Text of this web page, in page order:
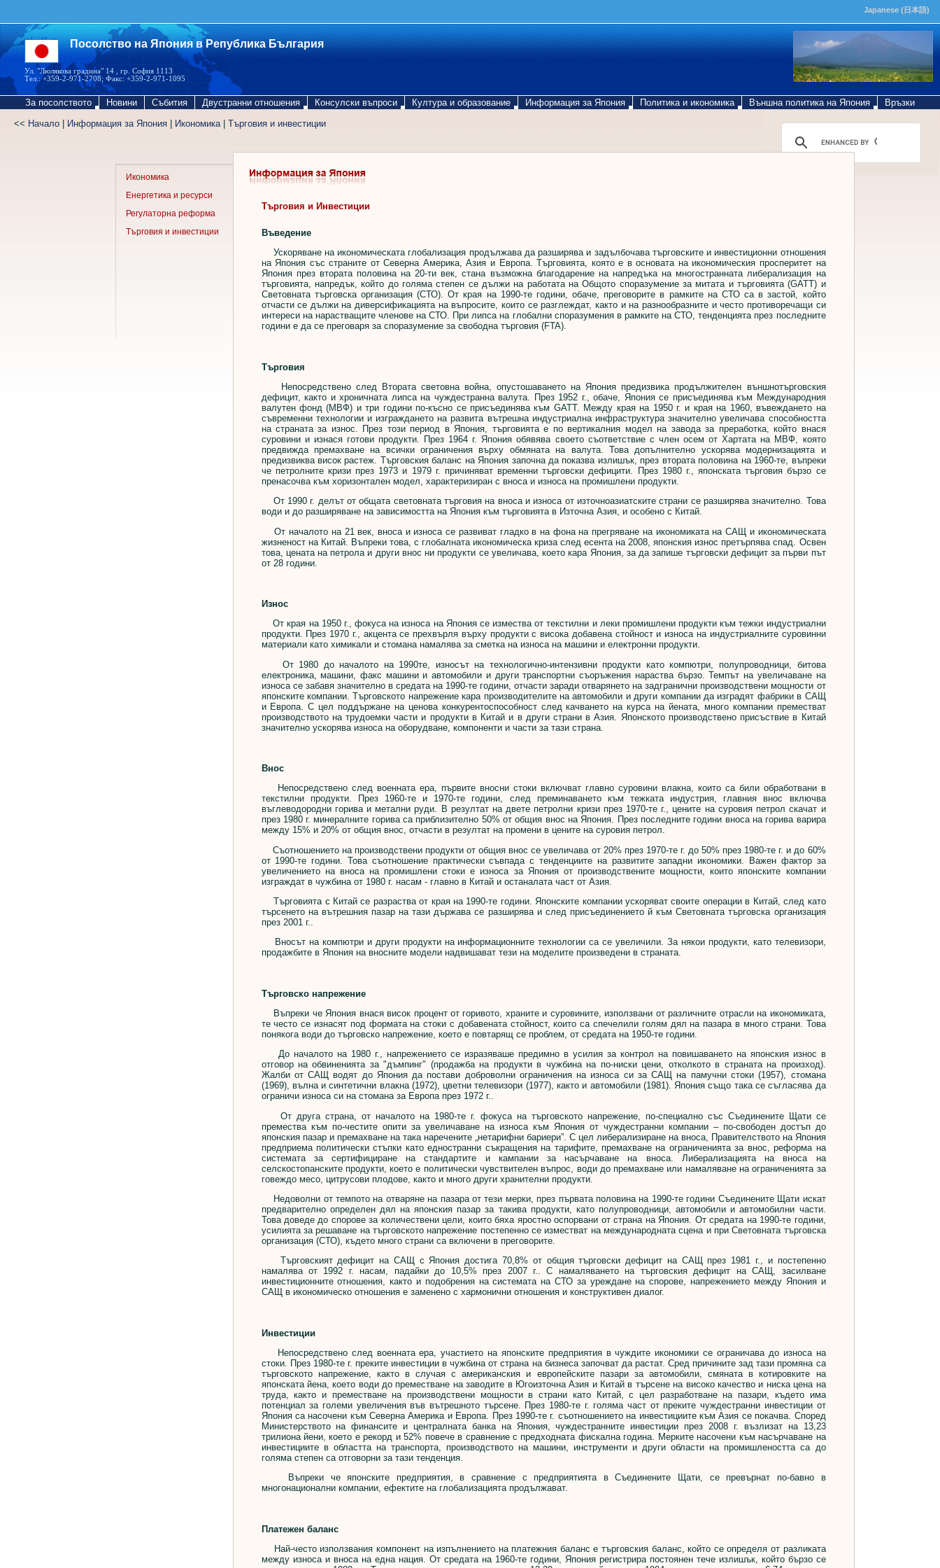
Japanese (日本語)
Посолство на Япония в Република България
Ул. "Люлякова градина" 14 , гр. София 1113
Тел.: +359-2-971-2708; Факс: +359-2-971-1095
За посолството Новини Събития Двустранни отношения Консулски въпроси Култура и образование Информация за Япония Политика и икономика Външна политика на Япония Връзки
<< Начало Информация за Япония Икономика| Търговия и инвестиции
Икономика
Енергетика и ресурси
Регулаторна реформа
Търговия и инвестиции
Търговия и Инвестиции
Въведение
Ускоряване на икономическата глобализация продължава да разширява и задълбочава търговските и инвестиционни отношения
на Япония със страните от Северна Америка, Азия и Европа. Търговията, която е в основата на икономическия просперитет на
Япония през втората половина на 20-ти век, стана възможна благодарение на напредъка на многостранната либерализация на
търговията, напредък, който до голяма степен се дължи на работата на Общото споразумение за митата и търговията (GATT) и
Световната търговска организация (СТО). От края на 1990-те години, обаче, преговорите в рамките на СТО са в застой, който
отчасти се дължи на диверсификацията на въпросите, които се разглеждат, както и на разнообразните и често противоречащи си
интереси на нарастващите членове на СТО. При липса на глобални споразумения в рамките на СТО, тенденцията през последните
години е да се преговаря за споразумение за свободна търговия (FTA).
Търговия
Непосредствено след Втората световна война, опустошаването на Япония предизвика продължителен външнотърговския
дефицит, както и хроничната липса на чуждестранна валута. През 1952 г., обаче, Япония се присъединява към Международния
валутен фонд (МВФ) и три години по-късно се присъединява към GATT. Между края на 1950 г. и края на 1960, въвеждането на
съвременни технологии и изграждането на развита вътрешна индустриална инфраструктура значително увеличава способността
на страната за износ. През този период в Япония, търговията е по вертикалния модел на завода за преработка, който внася
суровини и изнася готови продукти. През 1964 г. Япония обявява своето съответствие с член осем от Хартата на МВФ, която
предвижда премахване на всички ограничения върху обмяната на валута. Това допълнително ускорява модернизацията и
предизвиква висок растеж. Търговския баланс на Япония започна да показва излишък, през втората половина на 1960-те, въпреки
че петролните кризи през 1973 и 1979 г. причиняват временни търговски дефицити. През 1980 г., японската търговия бързо се
пренасочва към хоризонтален модел, характеризиран с вноса и износа на промишлени продукти.
От 1990 г. делът от общата световната търговия на вноса и износа от източноазиатските страни се разширява значително. Това
води и до разширяване на зависимостта на Япония към търговията в Източна Азия, и особено с Китай.
От началото на 21 век, вноса и износа се развиват гладко в на фона на прегряване на икономиката на САЩ и икономическата
жизненост на Китай. Въпреки това, с глобалната икономическа криза след есента на 2008, японския износ претърпява спад. Освен
това, цената на петрола и други внос ни продукти се увеличава, което кара Япония, за да запише търговски дефицит за първи път
от 28 години.
Износ
От края на 1950 г., фокуса на износа на Япония се измества от текстилни и леки промишлени продукти към тежки индустриални
продукти. През 1970 г., акцента се прехвърля върху продукти с висока добавена стойност и износа на индустриалните суровинни
материали като химикали и стомана намалява за сметка на износа на машини и електронни продукти.
От 1980 до началото на 1990те, износът на технологично-интензивни продукти като компютри, полупроводници, битова
електроника, машини, факс машини и автомобили и други транспортни съоръжения нараства бързо. Темпът на увеличаване на
износа се забавя значително в средата на 1990-те години, отчасти заради отварянето на задгранични производствени мощности от
японските компании. Търговското напрежение кара производителите на автомобили и други компании да изградят фабрики в САЩ
и Европа. С цел поддържане на ценова конкурентоспособност след качването на курса на йената, много компании преместват
производството на трудоемки части и продукти в Китай и в други страни в Азия. Японското производствено присъствие в Китай
значително ускорява износа на оборудване, компоненти и части за тази страна.
Внос
Непосредствено след военната ера, първите вносни стоки включват главно суровини влакна, които са били обработвани в
текстилни продукти. През 1960-те и 1970-те години, след преминаването към тежката индустрия, главния внос включва
въглеводородни горива и метални руди. В резултат на двете петролни кризи през 1970-те г., цените на суровия петрол скачат и
през 1980 г. минералните горива са приблизително 50% от общия внос на Япония. През последните години вноса на горива варира
между 15% и 20% от общия внос, отчасти в резултат на промени в цените на суровия петрол.
Съотношението на производствени продукти от общия внос се увеличава от 20% през 1970-те г. до 50% през 1980-те г. и до 60%
от 1990-те години. Това съотношение практически съвпада с тенденциите на развитите западни икономики. Важен фактор за
увеличението на вноса на промишлени стоки е износа за Япония от производствените мощности, които японските компании
изграждат в чужбина от 1980 г. насам - главно в Китай и останалата част от Азия.
Търговията с Китай се разраства от края на 1990-те години. Японските компании ускоряват своите операции в Китай, след като
търсенето на вътрешния пазар на тази държава се разширява и след присъединението й към Световната търговска организация
през 2001 г..
Вносът на компютри и други продукти на информационните технологии са се увеличили. За някои продукти, като телевизори,
продажбите в Япония на вносните модели надвишават тези на моделите произведени в страната.
Търговско напрежение
Въпреки че Япония внася висок процент от горивото, храните и суровините, използвани от различните отрасли на икономиката,
те често се изнасят под формата на стоки с добавената стойност, които са спечелили голям дял на пазара в много страни. Това
понякога води до търговско напрежение, което е повтарящ се проблем, от средата на 1950-те години.
До началото на 1980 г., напрежението се изразяваше предимно в усилия за контрол на повишаването на японския износ в
отговор на обвиненията за "дъмпинг" (продажба на продукти в чужбина на по-ниски цени, отколкото в страната на произход).
Жалби от САЩ водят до Япония да постави доброволни ограничения на износа си за САЩ на памучни стоки (1957), стомана
(1969), вълна и синтетични влакна (1972), цветни телевизори (1977), както и автомобили (1981). Япония също така се съгласява да
ограничи износа си на стомана за Европа през 1972 г..
От друга страна, от началото на 1980-те г. фокуса на търговското напрежение, по-специално със Съединените Щати се
премества към по-честите опити за увеличаване на износа към Япония от чуждестранни компании – по-свободен достъп до
японския пазар и премахване на така наречените „нетарифни бариери”. С цел либерализиране на вноса, Правителството на Япония
предприема политически стъпки като едностранни съкращения на тарифите, премахване на ограниченията за внос, реформа на
системата за сертифициране на стандартите и кампании за насърчаване на вноса. Либерализацията на вноса на
селскостопанските продукти, което е политически чувствителен въпрос, води до премахване или намаляване на ограниченията за
говеждо месо, цитрусови плодове, както и много други хранителни продукти.
Недоволни от темпото на отваряне на пазара от тези мерки, през първата половина на 1990-те години Съединените Щати искат
предварително определен дял на японския пазар за такива продукти, като полупроводници, автомобили и автомобилни части.
Това доведе до спорове за количествени цели, които бяха яростно оспорвани от страна на Япония. От средата на 1990-те години,
усилията за решаване на търговското напрежение постепенно се изместват на международната сцена и при Световната търговска
организация (СТО), където много страни са включени в преговорите.
Търговският дефицит на САЩ с Япония достига 70,8% от общия търговски дефицит на САЩ през 1981 г., и постепенно
намалява от 1992 г. насам, падайки до 10,5% през 2007 г.. С намаляването на търговския дефицит на САЩ, засилване
инвестиционните отношения, както и подобрения на системата на СТО за уреждане на спорове, напрежението между Япония и
САЩ в икономическо отношения е заменено с хармонични отношения и конструктивен диалог.
Инвестиции
Непосредствено след военната ера, участието на японските предприятия в чуждите икономики се ограничава до износа на
стоки. През 1980-те г. преките инвестиции в чужбина от страна на бизнеса започват да растат. Сред причините зад тази промяна са
търговското напрежение, както в случая с американския и европейските пазари за автомобили, смяната в котировките на
японската йена, което води до преместване на заводите в Югоизточна Азия и Китай в търсене на високо качество и ниска цена на
труда, както и преместване на производствени мощности в страни като Китай, с цел разработване на пазари, където има
потенциал за големи увеличения във вътрешното търсене. През 1980-те г. голяма част от преките чуждестранни инвестиции от
Япония са насочени към Северна Америка и Европа. През 1990-те г. съотношението на инвестициите към Азия се покачва. Според
Министерството на финансите и централната банка на Япония, чуждестранните инвестиции през 2008 г. възлизат на 13,23
трилиона йени, което е рекорд и 52% повече в сравнение с предходната фискална година. Мерките насочени към насърчаване на
инвестициите в областта на транспорта, производството на машини, инструменти и други области на промишлеността са до
голяма степен са отговорни за тази тенденция.
Въпреки че японските предприятия, в сравнение с предприятията в Съединените Щати, се превърнат по-бавно в
многонационални компании, ефектите на глобализацията продължават.
Платежен баланс
Най-често използвания компонент на изпълнението на платежния баланс е търговския баланс, който се определя от разликата
между износа и вноса на една нация. От средата на 1960-те години, Япония регистрира постоянен тече излишък, който бързо се